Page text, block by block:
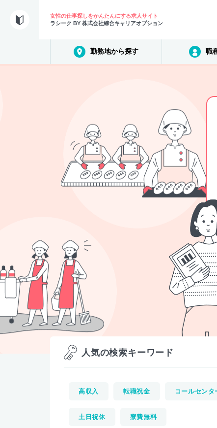
女性の仕事探しをかんたんにする求人サイト
ラシーク BY 株式会社綜合キャリアオプション
勤務地から探す 職
人気の検索キーワード
高収入 転職祝金 コールセンタ
土日祝休 寮費無料